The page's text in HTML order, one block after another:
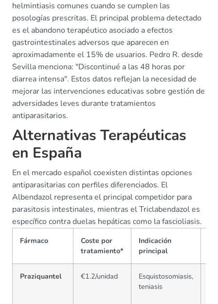
helmintiasis comunes cuando se cumplen las
posologías prescritas. El principal problema detectado
es el abandono terapéutico asociado a efectos
gastrointestinales adversos que aparecen en
aproximadamente el 15% de usuarios. Pedro R. desde
Sevilla menciona: "Discontinué a las 48 horas por
diarrea intensa". Estos datos reflejan la necesidad de
mejorar las intervenciones educativas sobre gestión de
adversidades leves durante tratamientos
antiparasitarios.
Alternativas Terapéuticas
en España
En el mercado español coexisten distintas opciones
antiparasitarias con perfiles diferenciados. El
Albendazol representa el principal competidor para
parasitosis intestinales, mientras el Triclabendazol es
específico contra duelas hepáticas como la fascioliasis.
Fármaco
Coste por
tratamiento*
Indicación
principal
Praziquantel €1.2/unidad
Esquistosomiasis,
teniasis